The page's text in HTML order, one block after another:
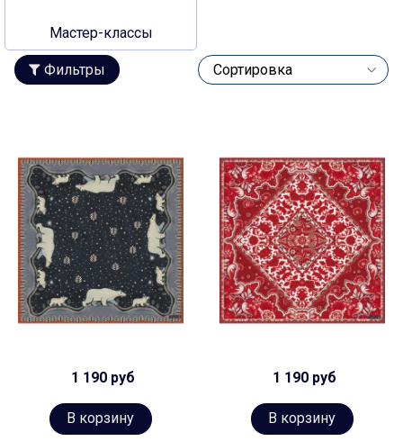
Мастер-классы
Фильтры
1 190 руб
В корзину
1 190 руб
В корзину